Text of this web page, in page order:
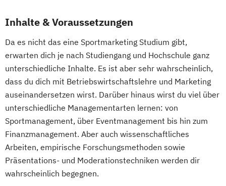
Inhalte & Voraussetzungen
Da es nicht das eine Sportmarketing Studium gibt,
erwarten dich je nach Studiengang und Hochschule ganz
unterschiedliche Inhalte. Es ist aber sehr wahrscheinlich,
dass du dich mit Betriebswirtschaftslehre und Marketing
auseinandersetzen wirst. Darüber hinaus wirst du viel über
unterschiedliche Managementarten lernen: von
Sportmanagement, über Eventmanagement bis hin zum
Finanzmanagement. Aber auch wissenschaftliches
Arbeiten, empirische Forschungsmethoden sowie
Präsentations- und Moderationstechniken werden dir
wahrscheinlich begegnen.